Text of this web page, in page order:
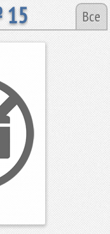
15 Все